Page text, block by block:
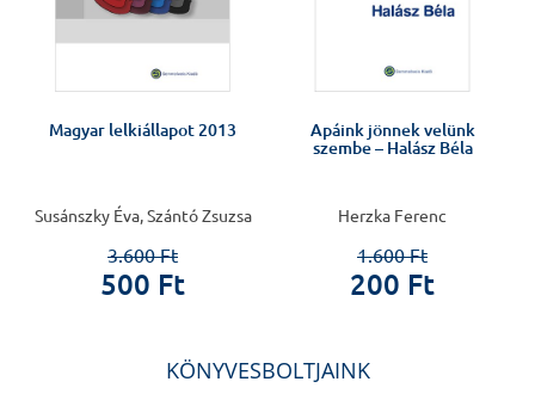
Magyar lelkiállapot 2013
Susánszky Éva, Szántó Zsuzsa
3.600 Ft
500 Ft
Apáink jönnek velünk
szembe – Halász Béla
Herzka Ferenc
1.600 Ft
200 Ft
KÖNYVESBOLTJAINK